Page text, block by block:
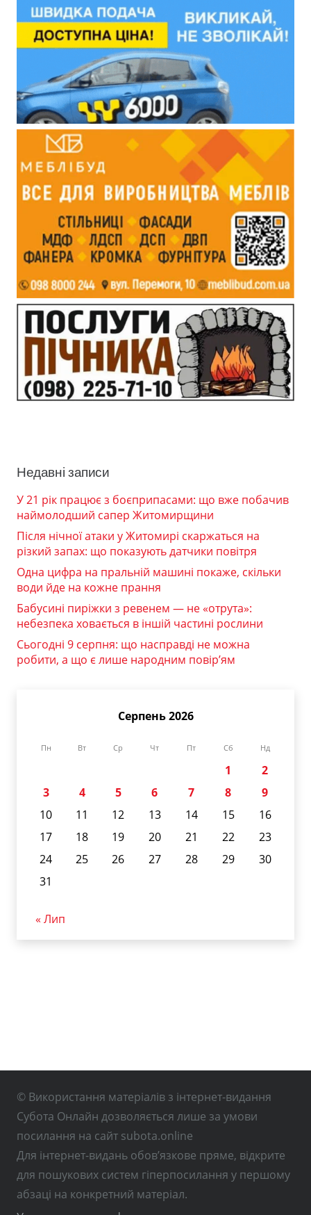
Недавні записи
У 21 рік працює з боєприпасами: що вже побачив
наймолодший сапер Житомирщини
Після нічної атаки у Житомирі скаржаться на
різкий запах: що показують датчики повітря
Одна цифра на пральній машині покаже, скільки
води йде на кожне прання
Бабусині пиріжки з ревенем — не «отрута»:
небезпека ховається в іншій частині рослини
Сьогодні 9 серпня: що насправді не можна
робити, а що є лише народним повір’ям
Серпень 2026
Пн Вт Ср Чт Пт Сб Нд
1
2
3
4 5 6 7 8
9
10
11 12 13 14 15
16
17
18 19 20 21 22
23
24
25 26 27 28 29
30
31
« Лип
© Використання матеріалів з інтернет-видання
Субота Онлайн дозволяється лише за умови
посилання на сайт subota.online
Для інтернет-видань обов’язкове пряме, відкрите
для пошукових систем гіперпосилання у першому
абзаці на конкретний матеріал.